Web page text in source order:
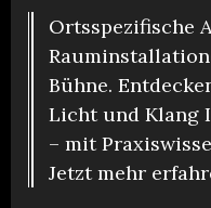
Ortsspezifische
Bühne.
Licht und Klang
– mit
Jetzt mehr